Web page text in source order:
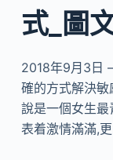
式_圖
2018年9月3日
確的方式解決
說是一個女生
表着激情滿滿,